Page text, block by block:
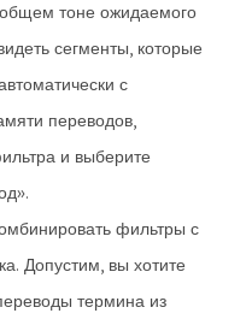
тоне ожидаемого
сегменты, которые
с
переводов,
и выберите
фильтры с
Допустим, вы хотите
термина из